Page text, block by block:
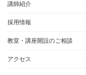
講師紹介
採用情報
教室・講座開設のご相談
アクセス